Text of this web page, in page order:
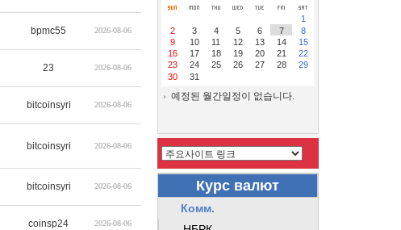
bpmc55 2026-08-06
23 2026-08-06
bitcoinsyri 2026-08-06
bitcoinsyri 2026-08-06
bitcoinsyri 2026-08-06
coinsp24 2026-08-06
1
2
3 4 5 6 7
8
9
10 11 12 13 14
15
16
17 18 19 20 21
22
23
24 25 26 27 28
29
30
31
예정된 월간일정이 없습니다.